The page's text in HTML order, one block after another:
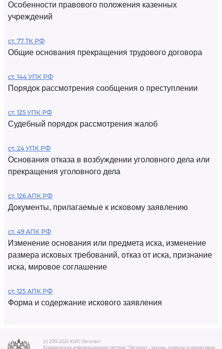
Особенности правового положения казенных
учреждений
ст. 77 ТК РФ
Общие основания прекращения трудового договора
ст. 144 УПК РФ
Порядок рассмотрения сообщения о преступлении
ст. 125 УПК РФ
Судебный порядок рассмотрения жалоб
ст. 24 УПК РФ
Основания отказа в возбуждении уголовного дела или
прекращения уголовного дела
ст. 126 АПК РФ
Документы, прилагаемые к исковому заявлению
ст. 49 АПК РФ
Изменение основания или предмета иска, изменение
размера исковых требований, отказ от иска, признание
иска, мировое соглашение
ст. 125 АПК РФ
Форма и содержание искового заявления
(c) 2015-2026 ЮИС Легалакт
Юридическая информационная система "Легалакт - законы, кодексы и нормативно-